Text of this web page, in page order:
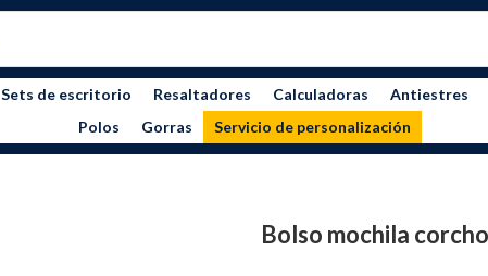
Sets de escritorio Resaltadores Calculadoras
Antiestres
Polos
Gorras Servicio de personalización
Bolso mochila corcho